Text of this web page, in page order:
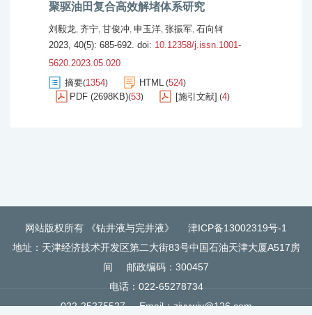
聚驱油田复合高效解堵体系研究
刘毅龙, 齐宁, 甘俊冲, 申玉洋, 张振军, 石向轲
2023, 40(5): 685-692. doi: 10.12358/j.issn.1001-
5620.2023.05.020
摘要(1354) HTML (524)
PDF (2698KB)(53) [施引文献] (4)
网站版权所有 《钻井液与完井液》
津ICP备13002319号-1
地址：天津经济技术开发区第二大街83号中国石油天津大厦A517房
间
邮政编码：300457
电话：022-65278734
022-25275527
Email：zjyywjy@126.com